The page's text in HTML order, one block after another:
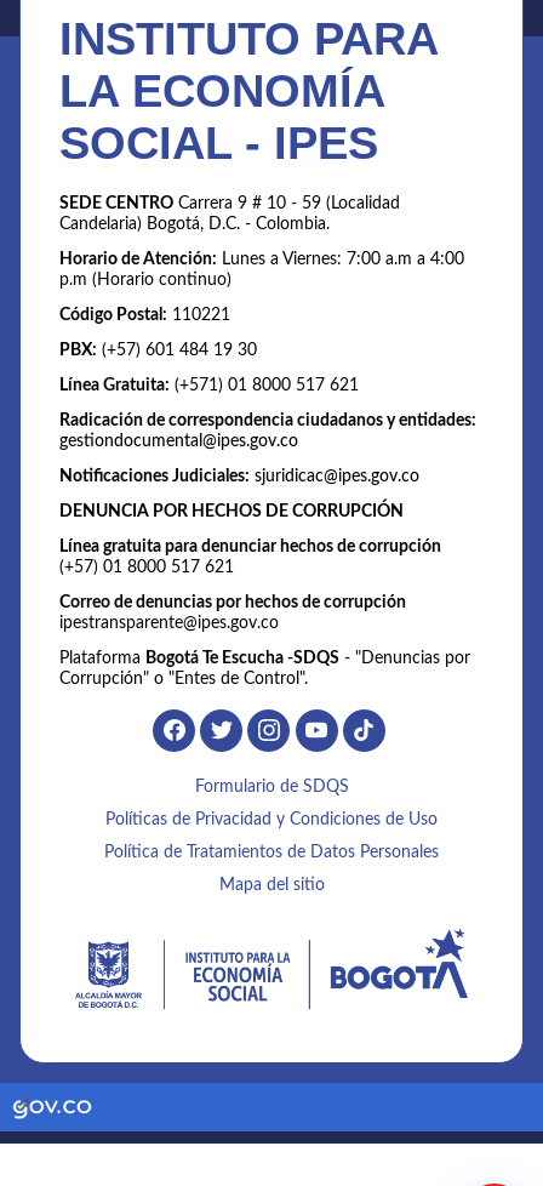
INSTITUTO PARA
LA ECONOMÍA
SOCIAL - IPES
SEDE CENTRO Carrera 9 # 10 - 59 (Localidad
Candelaria) Bogotá, D.C. - Colombia.
Horario de Atención: Lunes a Viernes: 7:00 a.m a 4:00
p.m (Horario continuo)
Código Postal: 110221
PBX: (+57) 601 484 19 30
Línea Gratuita: (+571) 01 8000 517 621
Radicación de correspondencia ciudadanos y entidades:
gestiondocumental@ipes.gov.co
Notificaciones Judiciales: sjuridicac@ipes.gov.co
DENUNCIA POR HECHOS DE CORRUPCIÓN
Línea gratuita para denunciar hechos de corrupción
(+57) 01 8000 517 621
Correo de denuncias por hechos de corrupción
ipestransparente@ipes.gov.co
Plataforma Bogotá Te Escucha -SDQS - "Denuncias por
Corrupción" o "Entes de Control".
Formulario de SDQS
Políticas de Privacidad y Condiciones de Uso
Política de Tratamientos de Datos Personales
Mapa del sitio